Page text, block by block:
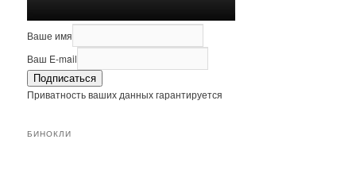
Ваше имя
Ваш E-mail
Подписаться
Приватность ваших данных гарантируется
БИНОКЛИ